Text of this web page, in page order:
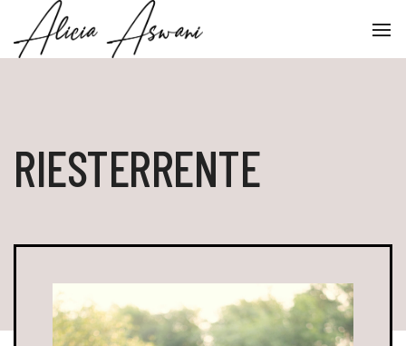
RIESTERRENTE